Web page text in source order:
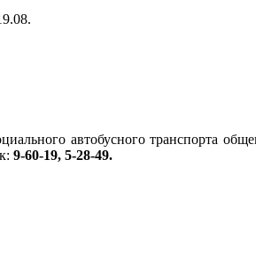
автобусного транспорта
9-60-19, 5-28-49.